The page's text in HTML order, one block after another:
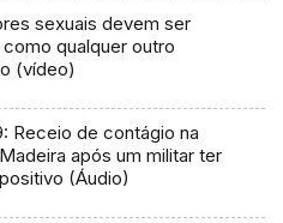
sexuais devem ser
qualquer outro
(vídeo)
Receio de contágio na
após um militar ter
(Áudio)